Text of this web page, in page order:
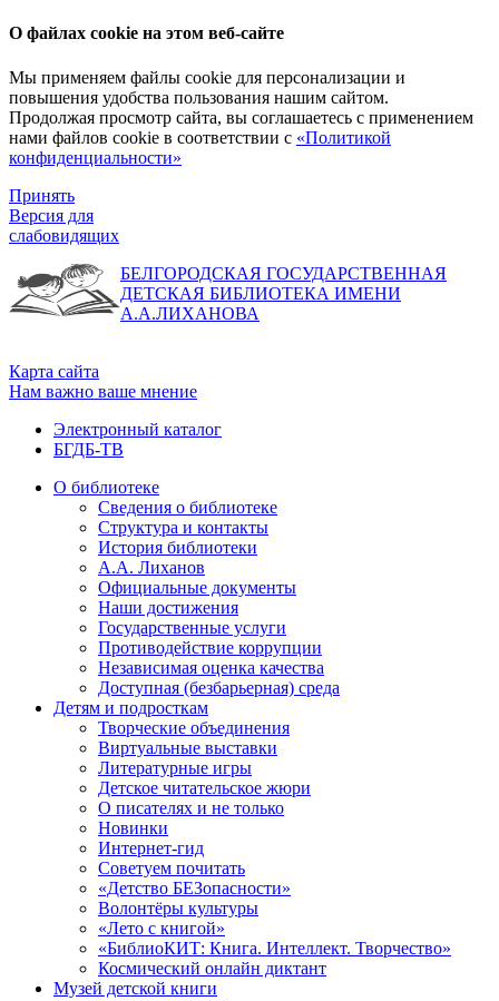
О файлах cookie на этом веб-сайте
Мы применяем файлы cookie для персонализации и
повышения удобства пользования нашим сайтом.
Продолжая просмотр сайта, вы соглашаетесь с применением
нами файлов cookie в соответствии с «Политикой
конфиденциальности»
Принять
Версия для
слабовидящих
БЕЛГОРОДСКАЯ ГОСУДАРСТВЕННАЯ
ДЕТСКАЯ БИБЛИОТЕКА ИМЕНИ
А.А.ЛИХАНОВА
Карта сайта
Нам важно ваше мнение
Электронный каталог
БГДБ-ТВ
О библиотеке
Сведения о библиотеке
Структура и контакты
История библиотеки
А.А. Лиханов
Официальные документы
Наши достижения
Государственные услуги
Противодействие коррупции
Независимая оценка качества
Доступная (безбарьерная) среда
Детям и подросткам
Творческие объединения
Виртуальные выставки
Литературные игры
Детское читательское жюри
О писателях и не только
Новинки
Интернет-гид
Советуем почитать
«Детство БЕЗопасности»
Волонтёры культуры
«Лето с книгой»
«БиблиоКИТ: Книга. Интеллект. Творчество»
Космический онлайн диктант
Музей детской книги